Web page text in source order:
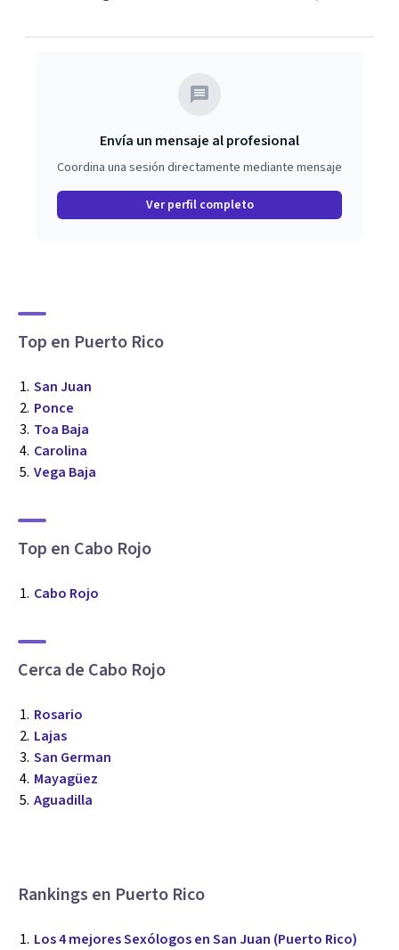
Envía un mensaje al profesional
Coordina una sesión directamente mediante mensaje
Ver perfil completo
Top en Puerto Rico
San Juan
Ponce
Toa Baja
Carolina
Vega Baja
Top en Cabo Rojo
Cabo Rojo
Cerca de Cabo Rojo
Rosario
Lajas
San German
Mayagüez
Aguadilla
Rankings en Puerto Rico
Los 4 mejores Sexólogos en San Juan (Puerto Rico)